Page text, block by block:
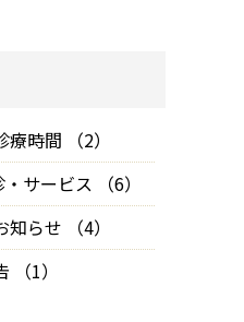
時間 （2）
サービス （6）
らせ （4）
（1）